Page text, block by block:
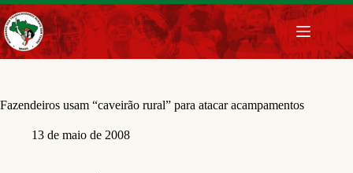
Pular
para
o
conteúdo
Fazendeiros usam “caveirão rural” para atacar acampamentos
13 de maio de 2008